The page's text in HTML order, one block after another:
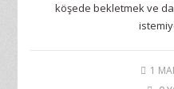
köşede bekletmek ve
1